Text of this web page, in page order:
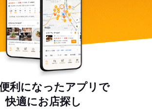
利になったアプリで
快適にお店探し